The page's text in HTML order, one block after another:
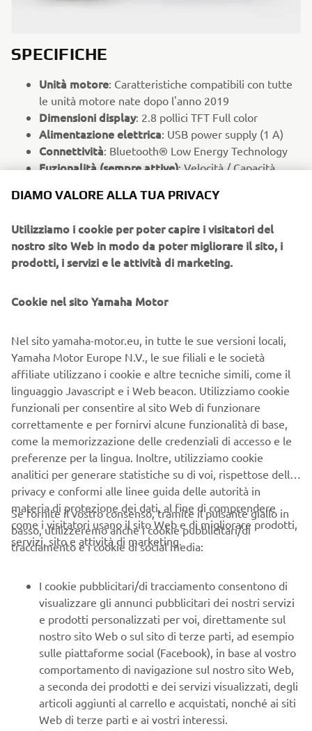
SPECIFICHE
Unità motore: Caratteristiche compatibili con tutte
le unità motore nate dopo l'anno 2019
Dimensioni display: 2.8 pollici TFT Full color
Alimentazione elettrica: USB power supply (1 A)
Connettività: Bluetooth® Low Energy Technology
Fuzionalità (sempre attive): Velocità / Capacità
/ Misuratore potenza assistenza / Orologio
bicicletta / Velocità massima della bicicletta /
Contachilometri parziale / Contachilometri /
Autonomia / Cadenza / Consumo calorico /
Bussola **
essere nascoste.
** È necessaria una connessione Bluetooth Low Energy
Technology
INFORMAZIONI CHIARE
Un display a LED di grandi dimensioni viene utilizzato per
mostrare informazioni quali la capacità della batteria, la
velocità di guida e il tempo, in modo che il ciclista possa
controllare tutti i dettagli a colpo d'occhio.
4 modalità disponibili:
DIAMO VALORE ALLA TUA PRIVACY
Utilizziamo i cookie per poter capire i visitatori del
nostro sito Web in modo da poter migliorare il sito, i
prodotti, i servizi e le attività di marketing.
Cookie nel sito Yamaha Motor
Nel sito yamaha-motor.eu, in tutte le sue versioni locali,
Yamaha Motor Europe N.V., le sue filiali e le società
affiliate utilizzano i cookie e altre tecniche simili, come il
linguaggio Javascript e i Web beacon. Utilizziamo cookie
funzionali per consentire al sito Web di funzionare
correttamente e per fornirvi alcune funzionalità di base,
come la memorizzazione delle credenziali di accesso e le
preferenze per la lingua. Inoltre, utilizziamo cookie
analitici per generare statistiche su di voi, rispettose della
privacy e conformi alle linee guida delle autorità in
materia di protezione dei dati, al fine di comprendere
come i visitatori usano il sito Web e di migliorare prodotti,
servizi, sito e attività di marketing.
Se fornite il vostro consenso, tramite il pulsante giallo in
basso, utilizzeremo anche i cookie pubblicitari/di
tracciamento e i cookie di social media:
I cookie pubblicitari/di tracciamento consentono di
visualizzare gli annunci pubblicitari dei nostri servizi
e prodotti personalizzati per voi, direttamente sul
nostro sito Web o sul sito di terze parti, ad esempio
sulle piattaforme social (Facebook), in base al vostro
comportamento di navigazione sul nostro sito Web,
a seconda dei prodotti e dei servizi visualizzati, degli
articoli aggiunti al carrello e acquistati, nonché ai siti
Web di terze parti e ai vostri interessi.